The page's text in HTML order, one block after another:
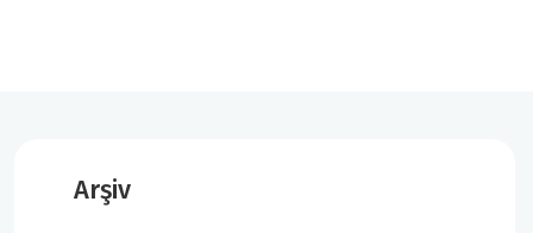
Arşiv